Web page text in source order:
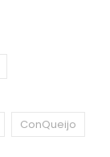
ConQueijo